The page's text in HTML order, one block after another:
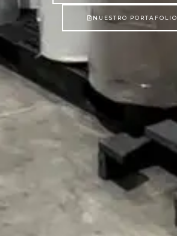
NUESTRO PORTAFOLIO